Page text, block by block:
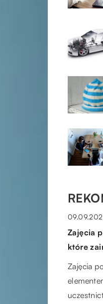
Zajęcia
które
Zajęcia
W
Jednym
damskiej